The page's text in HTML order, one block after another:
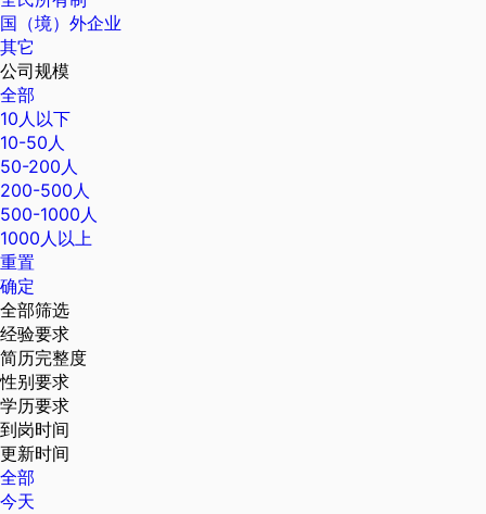
国（境）外企业
其它
公司规模
全部
10人以下
10-50人
50-200人
200-500人
500-1000人
1000人以上
重置
确定
全部筛选
经验要求
简历完整度
性别要求
学历要求
到岗时间
更新时间
全部
今天